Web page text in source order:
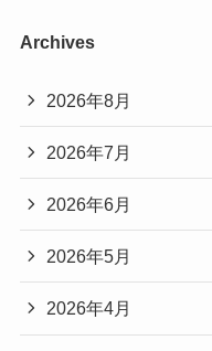
Archives
2026年8月
2026年7月
2026年6月
2026年5月
2026年4月